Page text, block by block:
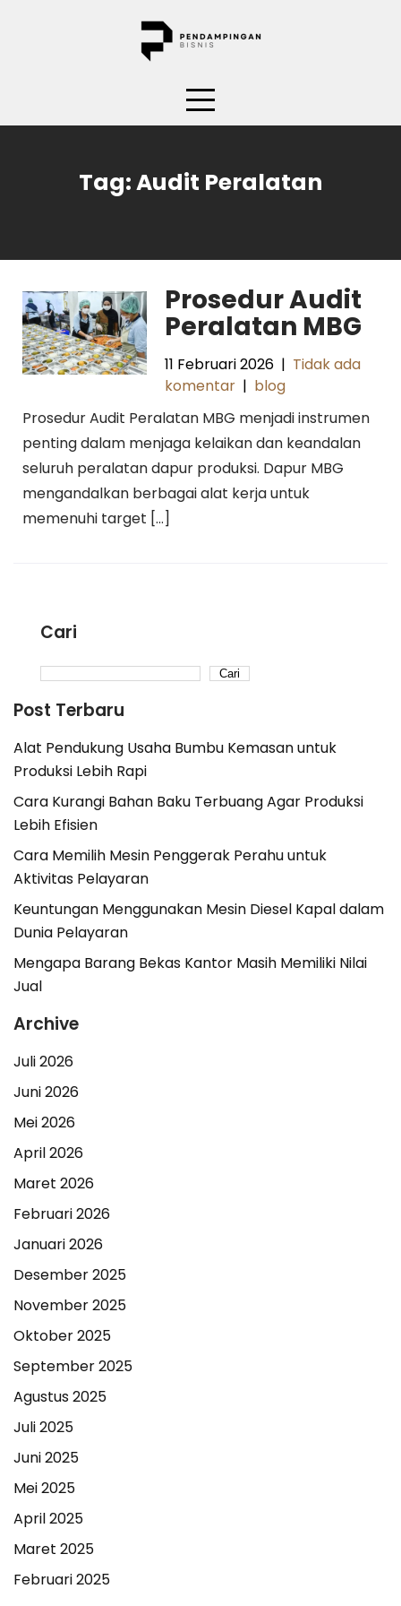
Tag:Audit Peralatan
Prosedur Audit
Peralatan MBG
11 Februari 2026 | Tidak ada
komentar | blog
Prosedur Audit Peralatan MBG menjadi instrumen
penting dalam menjaga kelaikan dan keandalan
seluruh peralatan dapur produksi. Dapur MBG
mengandalkan berbagai alat kerja untuk
memenuhi target […]
Cari
Cari
Post Terbaru
Alat Pendukung Usaha Bumbu Kemasan untuk
Produksi Lebih Rapi
Cara Kurangi Bahan Baku Terbuang Agar Produksi
Lebih Efisien
Cara Memilih Mesin Penggerak Perahu untuk
Aktivitas Pelayaran
Keuntungan Menggunakan Mesin Diesel Kapal dalam
Dunia Pelayaran
Mengapa Barang Bekas Kantor Masih Memiliki Nilai
Jual
Archive
Juli 2026
Juni 2026
Mei 2026
April 2026
Maret 2026
Februari 2026
Januari 2026
Desember 2025
November 2025
Oktober 2025
September 2025
Agustus 2025
Juli 2025
Juni 2025
Mei 2025
April 2025
Maret 2025
Februari 2025